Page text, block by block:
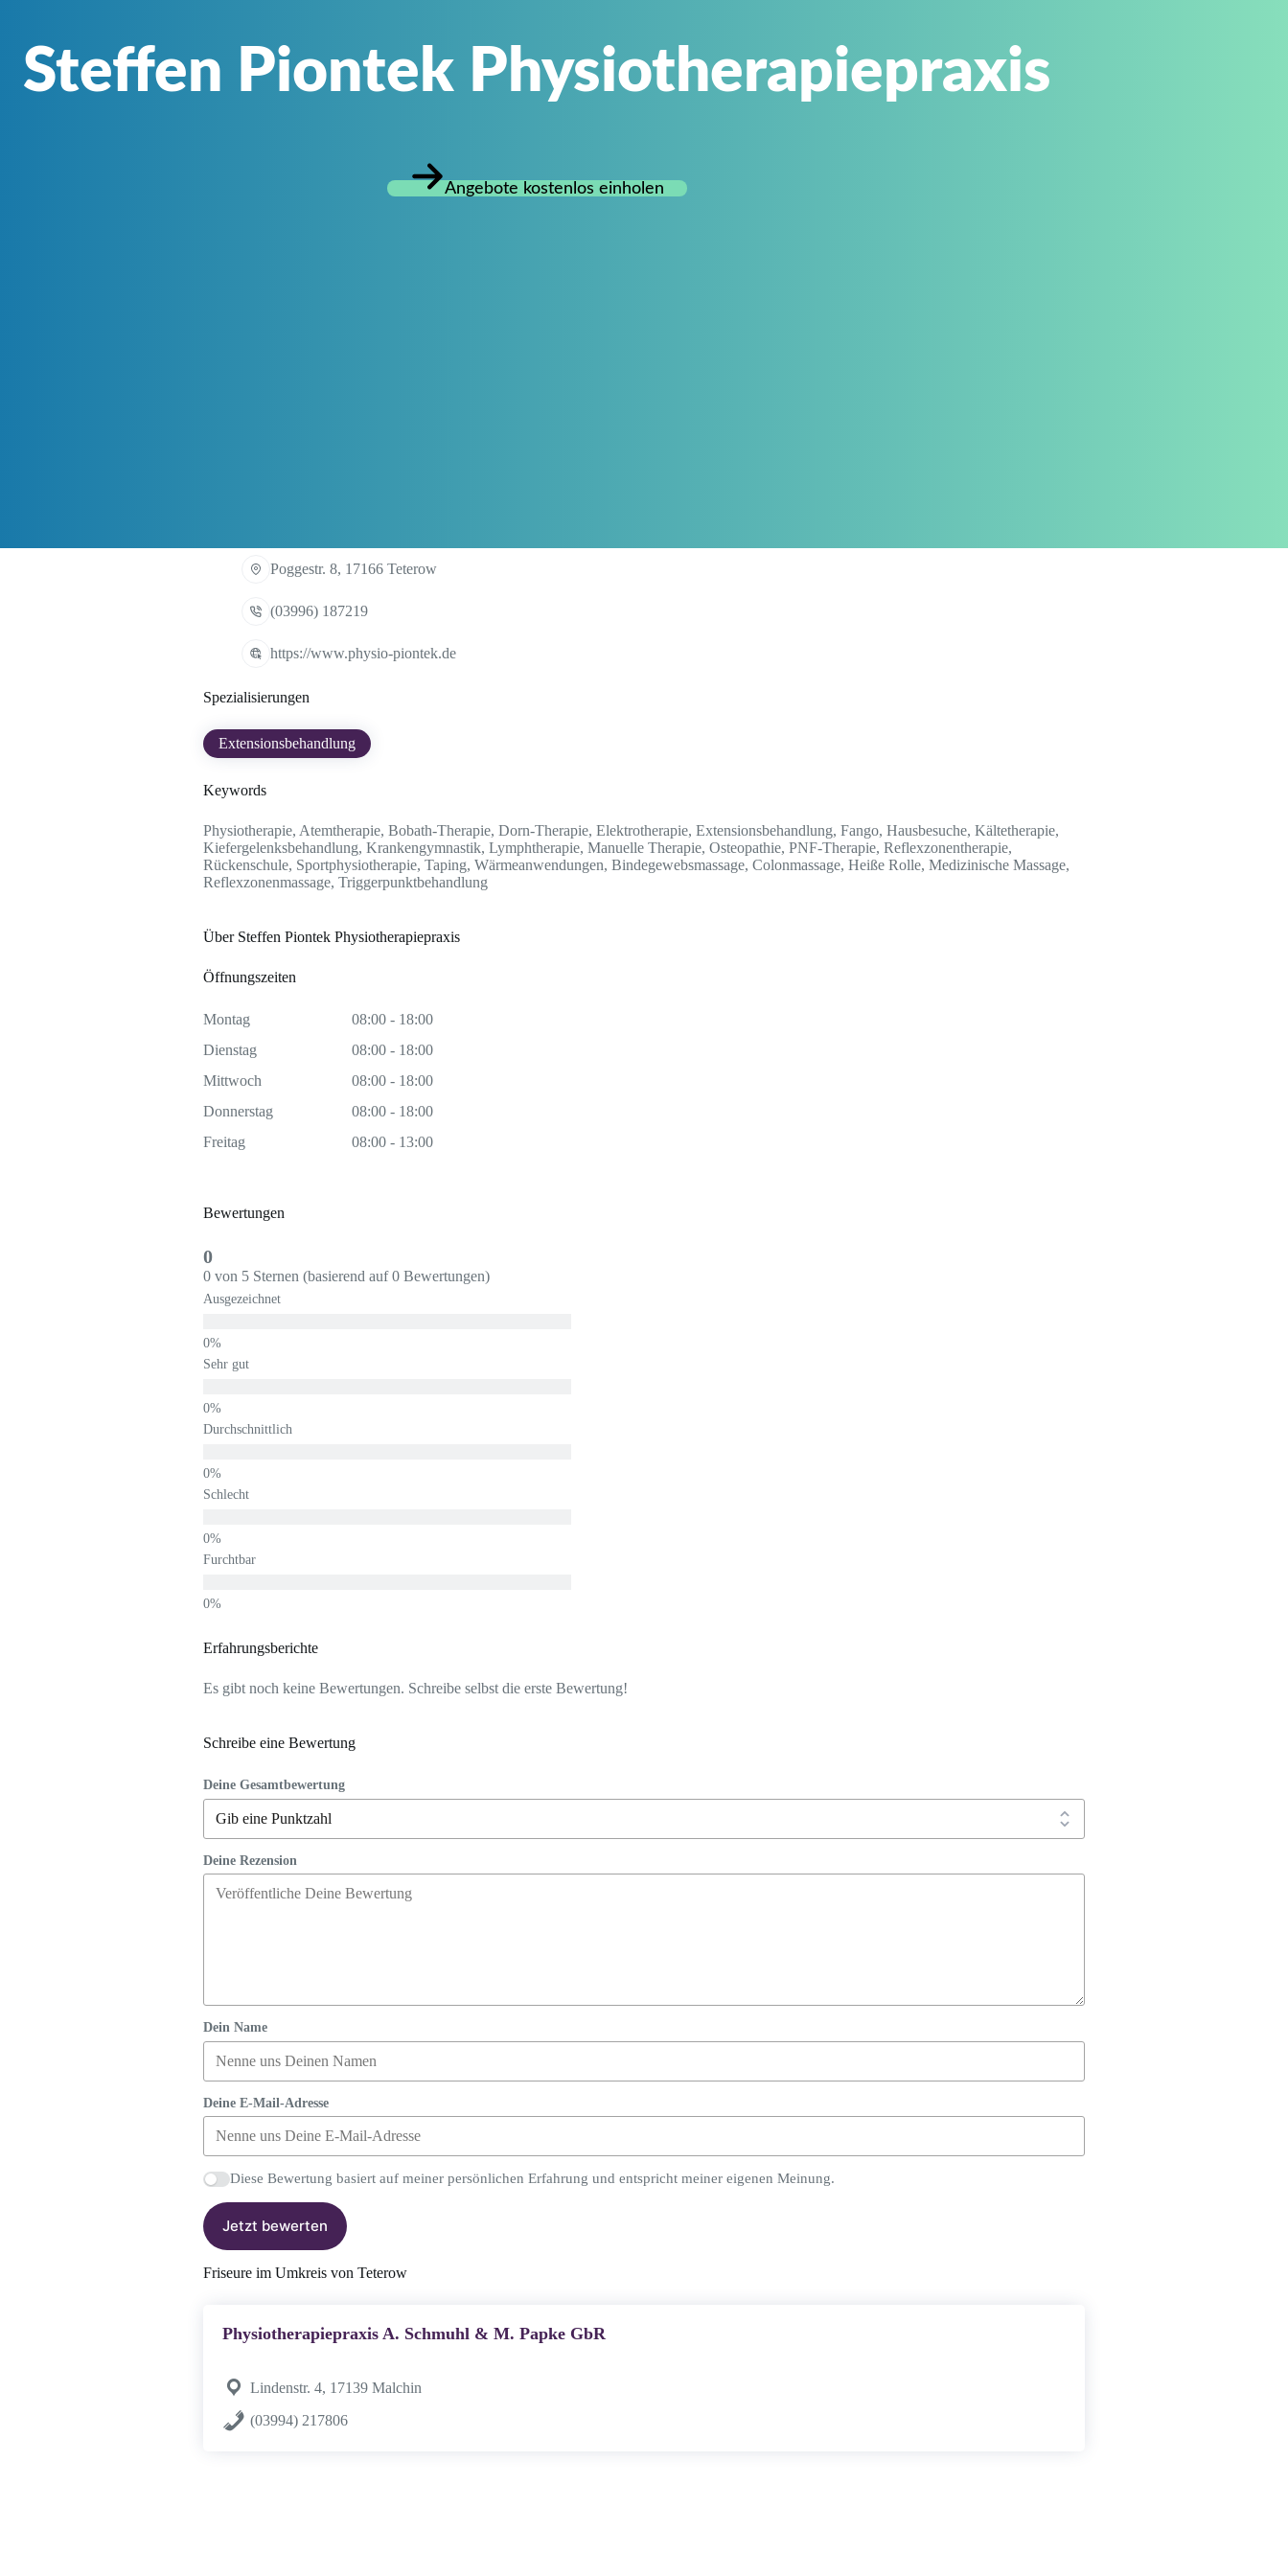
Steffen Piontek Physiotherapiepraxis
Angebote kostenlos einholen
Poggestr. 8, 17166 Teterow
(03996) 187219
https://www.physio-piontek.de
Spezialisierungen
Extensionsbehandlung
Keywords
Physiotherapie, Atemtherapie, Bobath-Therapie, Dorn-Therapie, Elektrotherapie, Extensionsbehandlung, Fango, Hausbesuche, Kältetherapie,
Kiefergelenksbehandlung, Krankengymnastik, Lymphtherapie, Manuelle Therapie, Osteopathie, PNF-Therapie, Reflexzonentherapie,
Rückenschule, Sportphysiotherapie, Taping, Wärmeanwendungen, Bindegewebsmassage, Colonmassage, Heiße Rolle, Medizinische Massage,
Reflexzonenmassage, Triggerpunktbehandlung
Über Steffen Piontek Physiotherapiepraxis
Öffnungszeiten
Montag
08:00 - 18:00
Dienstag
08:00 - 18:00
Mittwoch
08:00 - 18:00
Donnerstag
08:00 - 18:00
Freitag
08:00 - 13:00
Bewertungen
0
0 von 5 Sternen (basierend auf 0 Bewertungen)
Ausgezeichnet
Sehr gut
Durchschnittlich
Schlecht
Furchtbar
Erfahrungsberichte
Es gibt noch keine Bewertungen. Schreibe selbst die erste Bewertung!
Schreibe eine Bewertung
Deine Gesamtbewertung
Deine Rezension
Dein Name
Deine E-Mail-Adresse
Diese Bewertung basiert auf meiner persönlichen Erfahrung und entspricht meiner eigenen Meinung.
Jetzt bewerten
Friseure im Umkreis von Teterow
Physiotherapiepraxis A. Schmuhl & M. Papke GbR
Lindenstr. 4, 17139 Malchin
(03994) 217806